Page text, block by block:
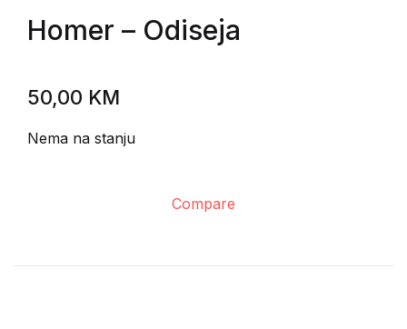
Homer – Odiseja
50,00 KM
Nema na stanju
Compare